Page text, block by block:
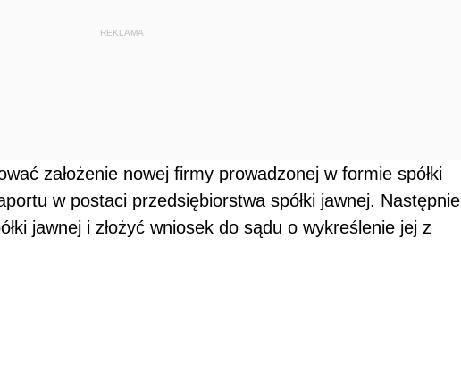
REKLAMA
założenie nowej firmy prowadzonej w formie spółki
w postaci przedsiębiorstwa spółki jawnej. Następnie
jawnej i złożyć wniosek do sądu o wykreślenie jej z